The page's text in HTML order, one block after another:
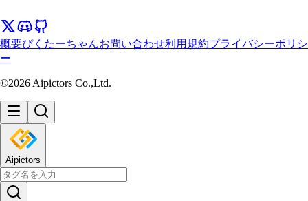
概要ぴくたーちゃんお問い合わせ利用規約プライバシーポリシ
ー
©2026 Aipictors Co.,Ltd.
Aipictors